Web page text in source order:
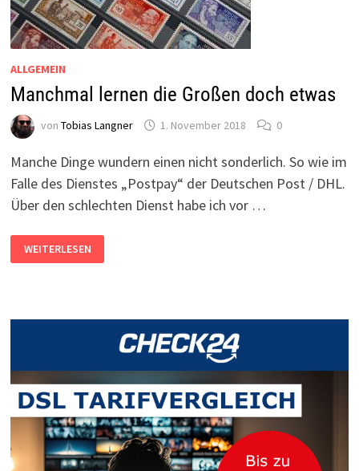
ALLGEMEIN
Manchmal lernen die Großen doch etwas
von Tobias Langner 1. November 2018 0
Manche Dinge wundern einen nicht sonderlich. So wie im
Falle des Dienstes „Postpay“ der Deutschen Post / DHL.
Über den schlechten Dienst habe ich vor …
MANCHMAL
LERNEN
DIE
WEITERLESEN